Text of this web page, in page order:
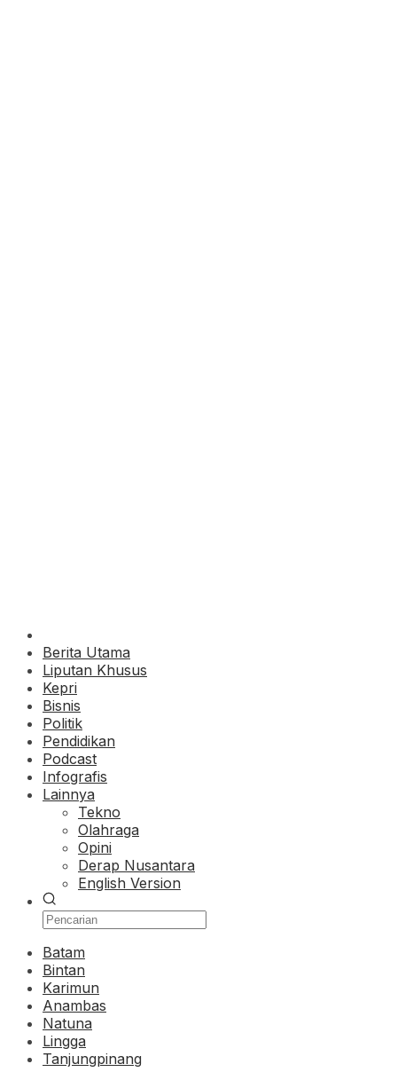
Berita Utama
Liputan Khusus
Kepri
Bisnis
Politik
Pendidikan
Podcast
Infografis
Lainnya
Tekno
Olahraga
Opini
Derap Nusantara
English Version
Batam
Bintan
Karimun
Anambas
Natuna
Lingga
Tanjungpinang